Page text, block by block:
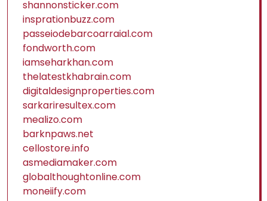
shannonsticker.com
insprationbuzz.com
passeiodebarcoarraial.com
fondworth.com
iamseharkhan.com
thelatestkhabrain.com
digitaldesignproperties.com
sarkariresultex.com
mealizo.com
barknpaws.net
cellostore.info
asmediamaker.com
globalthoughtonline.com
moneiify.com